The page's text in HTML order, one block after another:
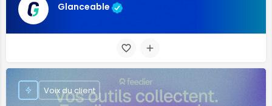
Glanceable
Voix du client